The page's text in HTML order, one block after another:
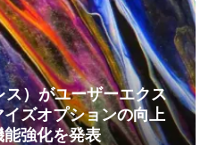
）がユーザーエクス
ズオプションの向上
強化を発表